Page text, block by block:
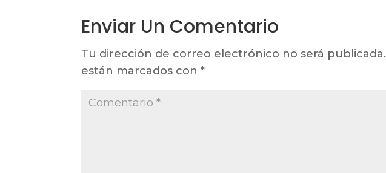
Enviar Un Comentario
Tu dirección de correo electrónico no será publicada.
están marcados con*